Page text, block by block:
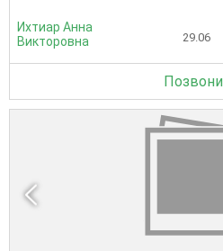
Ихтиар Анна
Викторовна
29.06